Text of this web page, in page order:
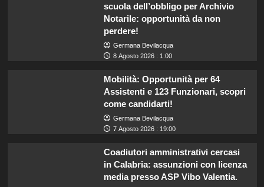
scuola dell’obbligo per Archivio
Notarile: opportunità da non
perdere!
Germana Bevilacqua
8 Agosto 2026 : 1:00
Mobilità: Opportunità per 64
Assistenti e 123 Funzionari, scopri
come candidarti!
Germana Bevilacqua
7 Agosto 2026 : 19:00
Coadiutori amministrativi cercasi
in Calabria: assunzioni con licenza
media presso ASP Vibo Valentia.